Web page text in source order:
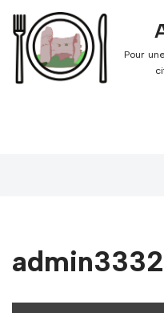
Aller
au
contenu
Pour
admin3332